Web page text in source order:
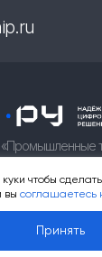
чтобы
вы соглашаетесь
Принять
Корзина